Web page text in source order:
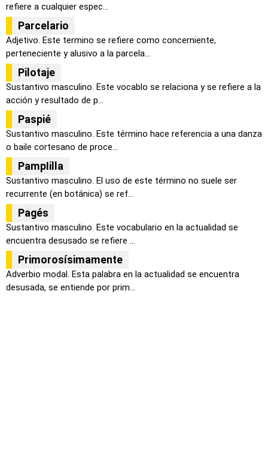
refiere a cualquier espec...
Parcelario
Adjetivo. Este termino se refiere como concerniente,
perteneciente y alusivo a la parcela...
Pilotaje
Sustantivo masculino. Este vocablo se relaciona y se refiere a la
acción y resultado de p...
Paspié
Sustantivo masculino. Este término hace referencia a una danza
o baile cortesano de proce...
PampIilla
Sustantivo masculino. El uso de este término no suele ser
recurrente (en botánica) se ref...
Pagés
Sustantivo masculino. Este vocabulario en la actualidad se
encuentra desusado se refiere ...
Primorosísimamente
Adverbio modal. Esta palabra en la actualidad se encuentra
desusada, se entiende por prim...